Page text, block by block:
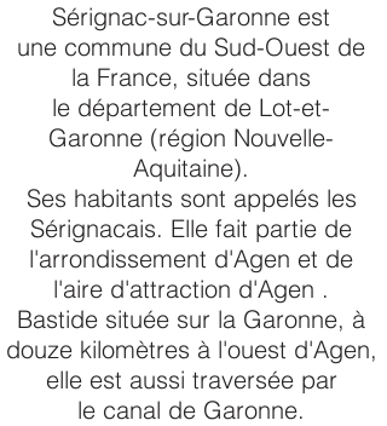
Sérignac-sur-Garonne est
une commune du Sud-Ouest de
la France, située dans
le département de Lot-et-
Garonne (région Nouvelle-
Aquitaine).
Ses habitants sont appelés les
Sérignacais. Elle fait partie de
l'arrondissement d'Agen et de
l'aire d'attraction d'Agen .
Bastide située sur la Garonne, à
douze kilomètres à l'ouest d'Agen,
elle est aussi traversée par
le canal de Garonne.